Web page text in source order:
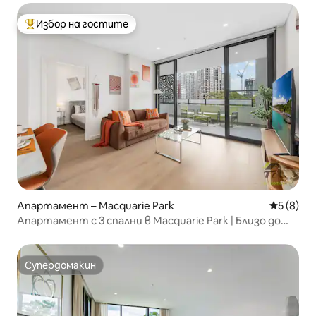
Най-популярен избор на гостите
Избор на гостите
Апартамент – Macquarie Park Средна
5 (8)
Апартамент с 3 спални в Macquarie Park | Близо до
Супердомакин
Супердомакин